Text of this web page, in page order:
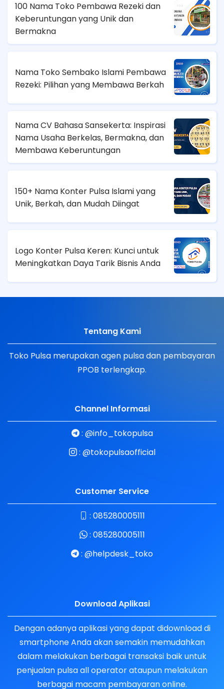
100 Nama Toko Pembawa Rezeki dan
Keberuntungan yang Unik dan
Bermakna
Nama Toko Sembako Islami Pembawa
Rezeki: Pilihan yang Membawa Berkah
Nama CV Bahasa Sansekerta: Inspirasi
Nama Usaha Berkelas, Bermakna, dan
Membawa Keberuntungan
150+ Nama Konter Pulsa Islami yang
Unik, Berkah, dan Mudah Diingat
Logo Konter Pulsa Keren: Kunci untuk
Meningkatkan Daya Tarik Bisnis Anda
Tentang Kami
Toko Pulsa merupakan agen pulsa dan pembayaran
PPOB terlengkap.
Channel Informasi
: @info_tokopulsa
: @tokopulsaofficial
Customer Service
: 085280005111
: 085280005111
: @helpdesk_toko
Download Aplikasi
Dengan adanya aplikasi yang dapat didownload di
smartphone Anda akan semakin memudahkan
dalam melakukan berbagai transaksi baik untuk
penjualan pulsa all operator ataupun melakukan
berbagai macam pembayaran online.